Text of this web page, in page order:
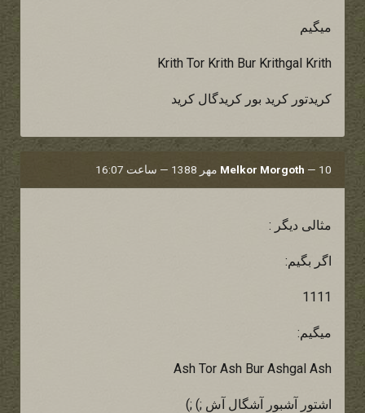
میگیم
Krith Tor Krith Bur Krithgal Krith
کریدتور کرید بور کریدگال کرید
Melkor Morgoth — 10 مهر 1388 — ساعت 16:07
مثالی دیگر :
اگر بگیم:
1111
میگیم:
Ash Tor Ash Bur Ashgal Ash
اشتور آشبور آشگال آش ;) ;)